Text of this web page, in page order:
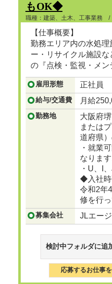
もOK◆
職種：建築、土木、工事業務
【仕事概要】
勤務エリア内の水処
ー・リサイクル施設
の『点検・監視・メ
頂きます。
...つづきを見る
雇用形態 正社員
給与/交通費 月給
勤務地
大阪府
または
道府県
・就業
なりま
・U、I
◆入社
令和2年
修を行っ
募集会社 JLエー
検討中フォルダに追
応募するお仕事